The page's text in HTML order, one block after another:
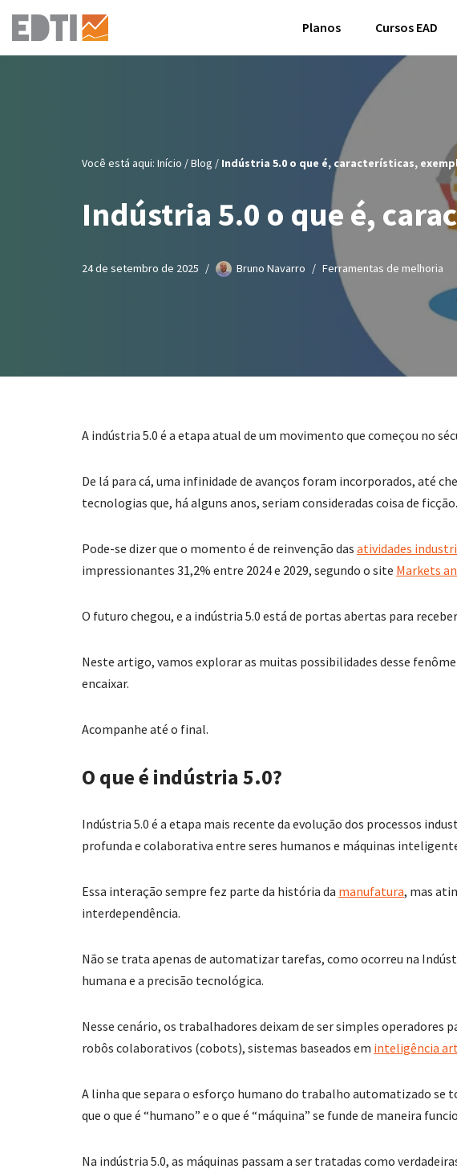
Pular
Planos Cursos EAD
Você está aqui: Início /Blog / Indústria 5.0 o que é, características,
Indústria 5.0 o que é,
24 de setembro de 2025 Bruno Navarro Ferramentas de melhoria
A indústria 5.0 é a etapa atual de um movimento que começou no
De lá para cá, uma infinidade de avanços foram incorporados, até
tecnologias que, há alguns anos, seriam consideradas coisa de ficção.
Pode-se dizer que o momento é de reinvenção das atividades
impressionantes 31,2% entre 2024 e 2029, segundo o site Markets
O futuro chegou, e a indústria 5.0 está de portas abertas para
Neste artigo, vamos explorar as muitas possibilidades desse
encaixar.
Acompanhe até o final.
O que é indústria 5.0?
Indústria 5.0 é a etapa mais recente da evolução dos processos
profunda e colaborativa entre seres humanos e máquinas
Essa interação sempre fez parte da história da manufatura, mas
interdependência.
Não se trata apenas de automatizar tarefas, como ocorreu na
humana e a precisão tecnológica.
Nesse cenário, os trabalhadores deixam de ser simples operadores
robôs colaborativos (cobots), sistemas baseados em inteligência
A linha que separa o esforço humano do trabalho automatizado se
que o que é “humano” e o que é “máquina” se funde de maneira
Na indústria 5.0, as máquinas passam a ser tratadas como